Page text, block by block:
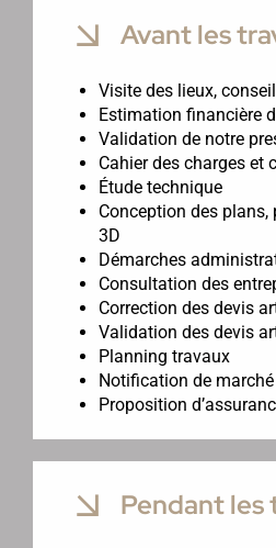
Avant les
Visite des lieux,
Estimation financière
Validation de notre
Cahier des charges et
Étude technique
Conception des
3D
Démarches
Consultation des
Correction des devis
Validation des devis
Planning travaux
Notification de marché
Proposition
Pendant les